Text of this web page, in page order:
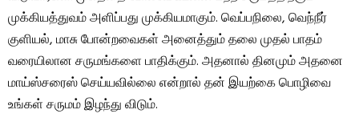
முக்கியத்துவம் அளிப்பது முக்கியமாகும். வெப்பநிலை, வெந்நீர்
குளியல், மாசு போன்றவைகள் அனைத்தும் தலை முதல் பாதம்
வரையிலான சருமங்களை பாதிக்கும். அதனால் தினமும் அதனை
மாய்ஸ்சரைஸ் செய்யவில்லை என்றால் தன் இயற்கை பொழிவை
உங்கள் சருமம் இழந்து விடும்.